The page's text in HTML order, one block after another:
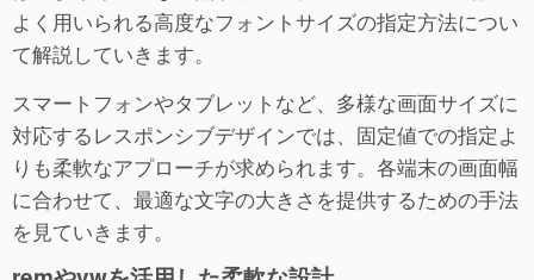
よく用いられる高度なフォントサイズの指定方法につい
て解説していきます。
スマートフォンやタブレットなど、多様な画面サイズに
対応するレスポンシブデザインでは、固定値での指定よ
りも柔軟なアプローチが求められます。各端末の画面幅
に合わせて、最適な文字の大きさを提供するための手法
を見ていきます。